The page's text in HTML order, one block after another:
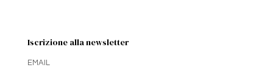
Iscrizione alla newsletter
EMAIL